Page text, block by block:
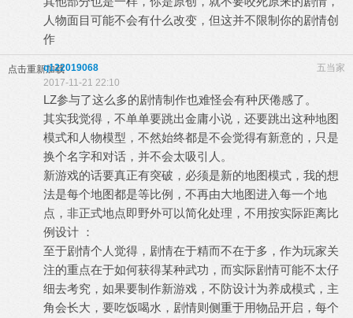
人物面目可能不会有什么改变，但这并不限制你的剧情创
作
点击重新加载 五当家
q122019068
2017-11-21 22:10
LZ参与了这么多的剧情制作也难怪会有种厌倦感了。
其实我觉得，不单单要跳出金庸小说，还要跳出这种地图
模式和人物模型，不然始终都是不会觉得有新意的，只是
换个名字和对话，并不会太吸引人。
新游戏的话要真正有突破，必须是新的地图模式，我的想
法是每个地图都是等比例，不再由大地图进入每一个地
点，非正式地点即野外可以简化处理，不用按实际距离比
例设计 ：
至于剧情个人觉得，剧情在于精而不在于多，作为玩家关
注的重点在于如何获得某种武功，而实际剧情可能不太仔
细去考究，如果要制作新游戏，不防设计为养成模式，主
角会长大，要吃饭喝水，剧情则侧重于用物品开启，每个